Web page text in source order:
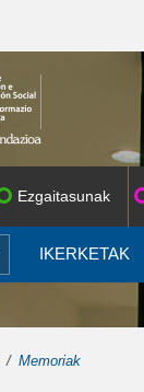
IKERKETAK
Ezgaitasunak
Memoriak